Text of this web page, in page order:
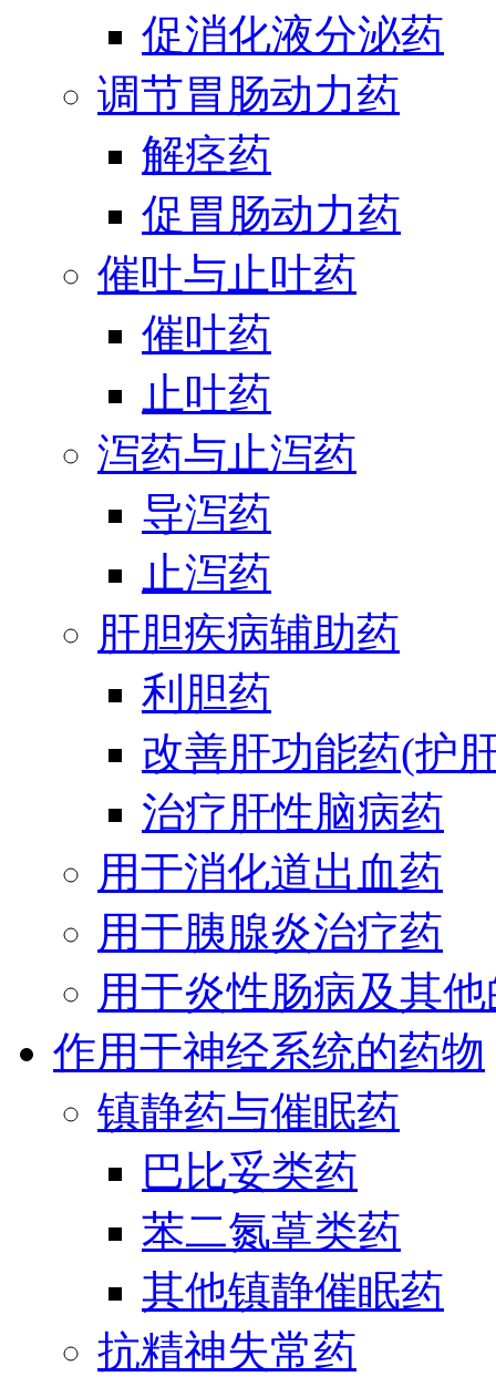
促消化液分泌药
调节胃肠动力药
解痉药
促胃肠动力药
催吐与止吐药
催吐药
止吐药
泻药与止泻药
导泻药
止泻药
肝胆疾病辅助药
利胆药
改善肝功能药(护
治疗肝性脑病药
用于消化道出血药
用于胰腺炎治疗药
用于炎性肠病及其
作用于神经系统的药物
镇静药与催眠药
巴比妥类药
苯二氮䓬类药
其他镇静催眠药
抗精神失常药